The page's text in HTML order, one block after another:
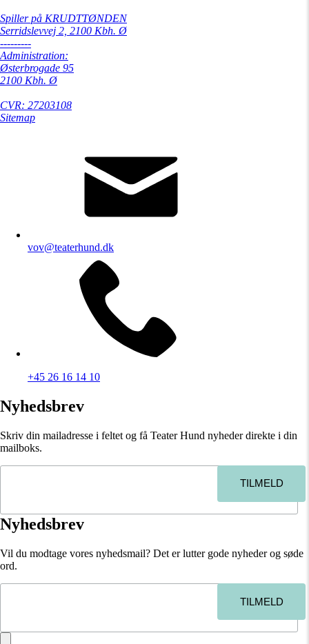
Spiller på KRUDTTØNDEN
Serridslevvej 2, 2100 Kbh. Ø
---------
Administration:
Østerbrogade 95
2100 Kbh. Ø
CVR: 27203108
Sitemap
vov@teaterhund.dk
+45 26 16 14 10
Nyhedsbrev
Skriv din mailadresse i feltet og få Teater Hund nyheder direkte i din
mailboks.
Nyhedsbrev
Vil du modtage vores nyhedsmail? Det er lutter gode nyheder og søde
ord.